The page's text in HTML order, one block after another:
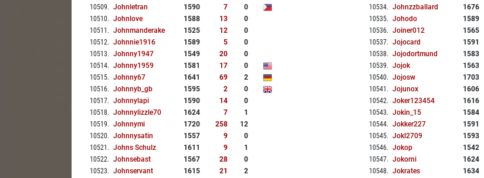
10509. Johnletran 1590 7
0
10510. Johnlove 1588 13
0
10511 . Johnmanderake 1525 12
0
10512. Johnnie1916 1589 5
0
10513. Johnny1947 1549 20
0
10514. Johnny1959 1581 17
0
10515. Johnny67 1641 69
2
10516. Johnnyb_gb 1595 2
0
10517. Johnnylapi 1590 14
0
10518. Johnnylizzle70 1624 7
1
10519. Johnnymi 1720 258
12
10520. Johnnysatin 1557 9
0
10521 . Johns Schulz 1611 9
1
10522. Johnsebast 1567 28
0
10523. Johnservant 1615 21
2
10534. Johnzzballard 1676
10535. Johodo 1589
10536. Joiner012 1565
10537. Jojocard 1591
10538. Jojodortmund 1583
10539. Jojok 1563
10540. Jojosw 1703
10541 . Jojunox 1606
10542. Joker123454 1616
10543. Jokin_15 1584
10544. Jokker227 1591
10545. Jokl2709 1593
10546. Jokop 1542
10547. Jokorni 1624
10548. Jokrates 1634